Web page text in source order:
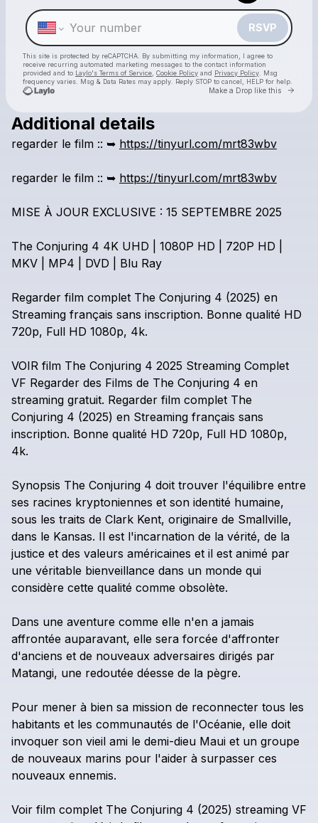
RSVP
This site is protected by reCAPTCHA. By submitting my information, I agree to
receive recurring automated marketing messages to the contact information
provided and to Laylo's Terms of Service Cookie Policy and Privacy Policy . Msg
frequency varies. Msg & Data Rates may apply. Reply STOP to cancel, HELP for help.
Make a Drop like this Go
Check your texts
Additional details
regarder le film :: ➥ https://tinyurl.com/mrt83wbv
regarder le film :: ➥ https://tinyurl.com/mrt83wbv
MISE À JOUR EXCLUSIVE : 15 SEPTEMBRE 2025
The Conjuring 4 4K UHD 1080P HD 720P HD
MKV
MP4 DVD Blu Ray
Regarder film complet The Conjuring 4 (2025) en
Streaming français sans inscription. Bonne qualité HD
720p, Full HD 1080p, 4k.
VOIR film The Conjuring 4 2025 Streaming Complet
VF Regarder des Films de The Conjuring 4 en
streaming gratuit. Regarder film complet The
Conjuring 4 (2025) en Streaming français sans
inscription. Bonne qualité HD 720p, Full HD 1080p,
4k.
Synopsis The Conjuring 4 doit trouver l'équilibre entre
ses racines kryptoniennes et son identité humaine,
sous les traits de Clark Kent, originaire de Smallville,
dans le Kansas. Il est l'incarnation de la vérité, de la
justice et des valeurs américaines et il est animé par
une véritable bienveillance dans un monde qui
considère cette qualité comme obsolète.
Dans une aventure comme elle n'en a jamais
affrontée auparavant, elle sera forcée d'affronter
d'anciens et de nouveaux adversaires dirigés par
Matangi, une redoutée déesse de la pègre.
Pour mener à bien sa mission de reconnecter tous les
habitants et les communautés de l'Océanie, elle doit
invoquer son vieil ami le demi-dieu Maui et un groupe
de nouveaux marins pour l'aider à surpasser ces
nouveaux ennemis.
Voir film complet The Conjuring 4 (2025) streaming VF